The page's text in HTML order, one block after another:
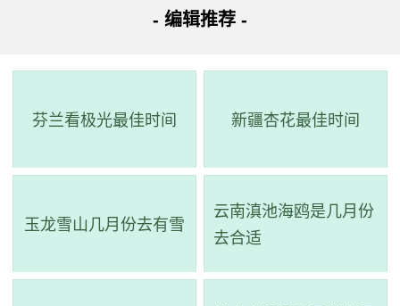
- 编辑推荐 -
芬兰看极光最佳时间 新疆杏花最佳时间
玉龙雪山几月份去有雪
云南滇池海鸥是几月份
去合适